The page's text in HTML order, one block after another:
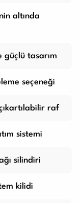
altında
güçlü tasarım
seçeneği
raf
sistemi
silindiri
kilidi